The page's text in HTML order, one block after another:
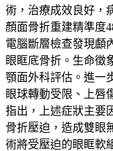
術，治療成效良好
顏面骨折重建精準度
電腦斷層檢查發現顱
眼眶底骨折。生命徵
顎面外科評估。進一
眼球轉動受限、上唇
指出，上述症狀主要
骨折壓迫，造成雙眼
術將受壓迫的眼眶軟